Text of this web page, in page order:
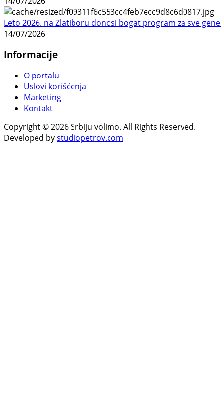
Leto 2026. na Zlatiboru donosi bogat program za sve
14/07/2026
Informacije
O portalu
Uslovi korišćenja
Marketing
Kontakt
Copyright © 2026 Srbiju volimo. All Rights Reserved.
Developed bystudiopetrov.com